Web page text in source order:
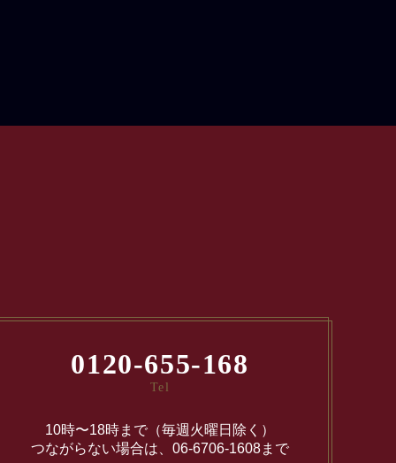
0120-655-168
Tel
10時〜18時まで（毎週火曜日除く）
つながらない場合は、06-6706-1608まで